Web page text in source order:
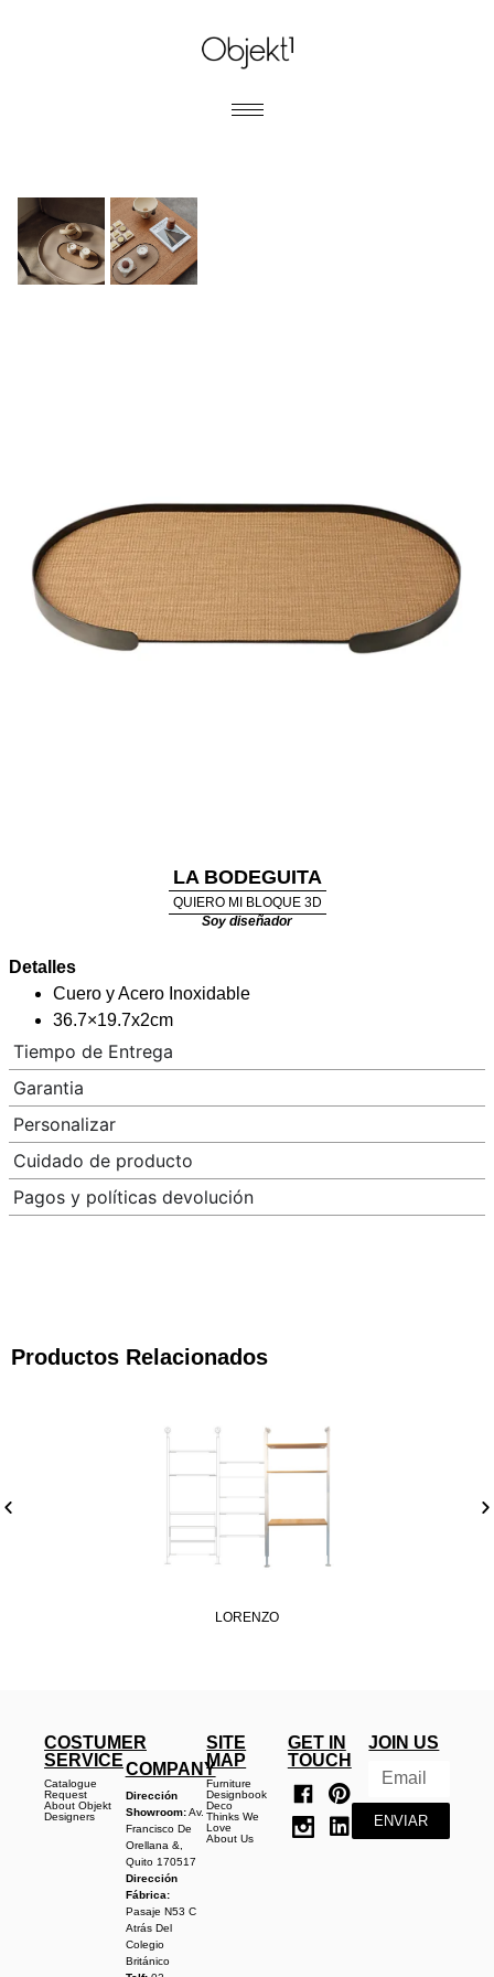
LA BODEGUITA
QUIERO MI BLOQUE 3D
Soy diseñador
Detalles
Cuero y Acero Inoxidable
36.7×19.7x2cm
Tiempo de Entrega
Garantia
Personalizar
Cuidado de producto
Pagos y políticas devolución
Productos Relacionados
LORENZO
COSTUMER
SERVICE
Catalogue
Request
About Objekt
Designers
COMPANY
Dirección
Showroom:Av.
Francisco De
Orellana &,
Quito 170517
Dirección
Fábrica:
Pasaje N53 C
Atrás Del
Colegio
Británico
SITE
MAP
Furniture
Designbook
Deco
Thinks We
Love
About Us
GET IN
TOUCH
JOIN US
ENVIAR